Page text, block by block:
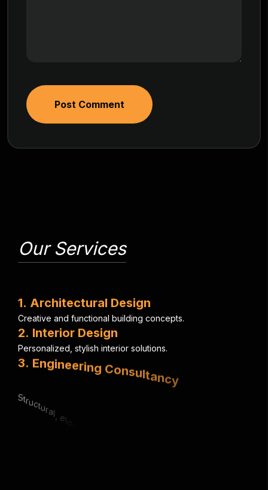
Post Comment
Our Services
1. Architectural Design
Creative and functional building concepts.
2. Interior Design
Personalized stylish interior solutions.
3. Engineering C
& chanical e xpert
4. Urb